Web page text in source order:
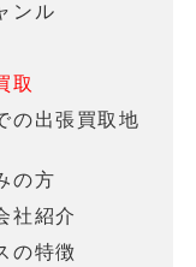
ンル
取
の出張買取地
の方
社紹介
の特徴